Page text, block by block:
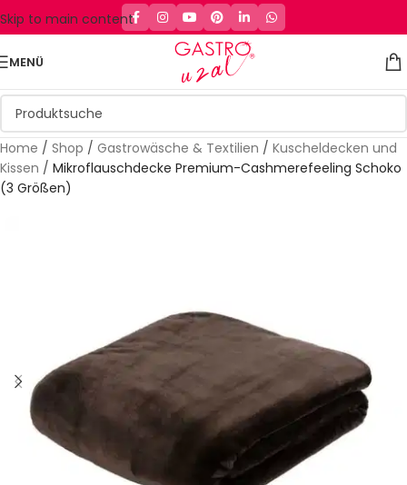
Skip to main content
MENÜ
Home / Shop / Gastrowäsche & Textilien / Kuscheldecken und
Kissen / Mikroflauschdecke Premium-Cashmerefeeling Schoko
(3 Größen)